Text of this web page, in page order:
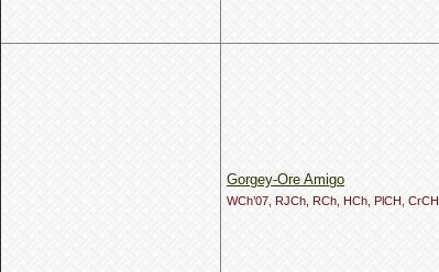
Gorgey-Ore Amigo
WCh’07, RJCh, RCh, HCh, PlCH, CrCH